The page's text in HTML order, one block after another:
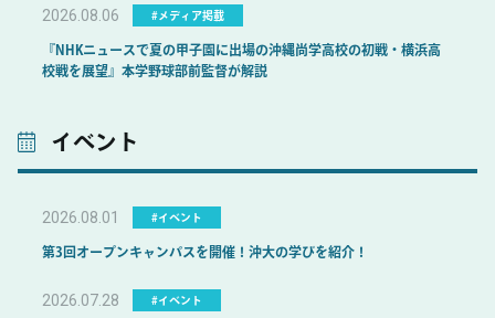
2026.08.06 #メディア掲載
『NHKニュースで夏の甲子園に出場の沖縄尚学高校の初戦・横浜高
校戦を展望』本学野球部前監督が解説
イベント
2026.08.01 #イベント
第3回オープンキャンパスを開催！沖大の学びを紹介！
2026.07.28 #イベント